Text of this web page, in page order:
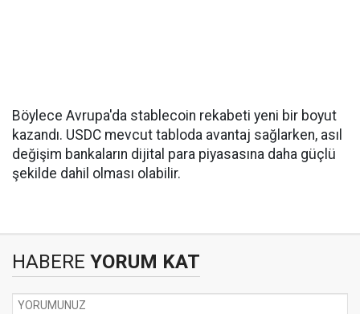
Böylece Avrupa'da stablecoin rekabeti yeni bir boyut
kazandı. USDC mevcut tabloda avantaj sağlarken, asıl
değişim bankaların dijital para piyasasına daha güçlü
şekilde dahil olması olabilir.
HABERE YORUM KAT